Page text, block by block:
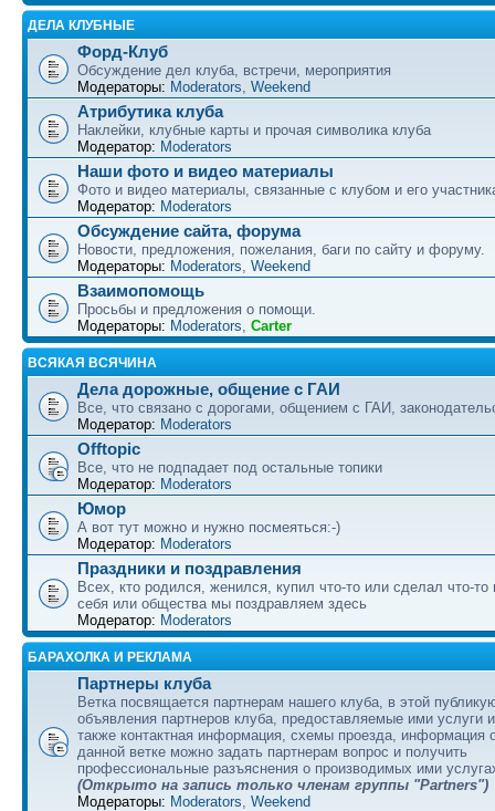
ДЕЛА КЛУБНЫЕ
Форд-Клуб
Обсуждение дел клуба, встречи, мероприятия
Модераторы: Moderators Weekend
Атрибутика клуба
Наклейки, клубные карты и прочая символика клуба
Модератор: Moderators
Наши фото и видео материалы
Фото и видео материалы, связанные с клубом и его
Модератор: Moderators
Обсуждение сайта, форума
Новости, предложения, пожелания, баги по сайту и форуму.
Модераторы: Moderators Weekend
Взаимопомощь
Просьбы и предложения о помощи.
Модераторы: Moderators Carter
ВСЯКАЯ ВСЯЧИНА
Дела дорожные, общение с ГАИ
Все, что связано с дорогами, общением с ГАИ,
Модератор: Moderators
Offtopic
Все, что не подпадает под остальные топики
Модератор: Moderators
Юмор
А вот тут можно и нужно посмеяться:-)
Модератор: Moderators
Праздники и поздравления
Всех, кто родился, женился, купил что-то или сделал что-то
себя или общества мы поздравляем здесь
Модератор: Moderators
БАРАХОЛКА И РЕКЛАМА
Партнеры клуба
Ветка посвящается партнерам нашего клуба, в этой
объявления партнеров клуба, предоставляемые ими услуги
также контактная информация, схемы проезда, информация
данной ветке можно задать партнерам вопрос и получить
профессиональные разъяснения о производимых ими
(Открыто на запись только членам группы "Partners")
Модераторы: Moderators Weekend